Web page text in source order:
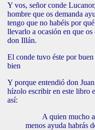
Y vos, señor conde
hombre que os demanda
tengo que no habéis por
llevarlo a ocasión en que
don Illán.
El conde tuvo éste por
bien
Y porque entendió don
hízolo escribir en este libro
así:
A quien mucho
menos ayuda habrás